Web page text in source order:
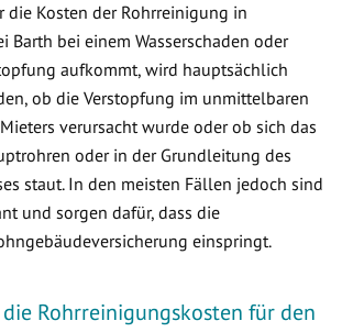
die Kosten der Rohrreinigung in
Barth bei einem Wasserschaden oder
aufkommt, wird hauptsächlich
ob die Verstopfung im unmittelbaren
verursacht wurde oder ob sich das
oder in der Grundleitung des
staut. In den meisten Fällen jedoch sind
und sorgen dafür, dass die
einspringt.
Rohrreinigungskosten für den